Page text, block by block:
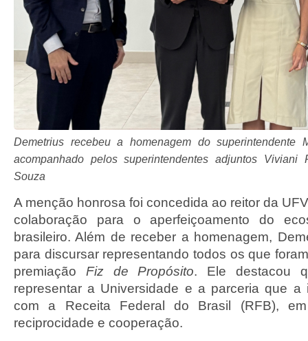
Demetrius recebeu a homenagem do superintendente
acompanhado pelos superintendentes adjuntos Viviani
Souza
A menção honrosa foi concedida ao reitor da
colaboração para o aperfeiçoamento do
brasileiro. Além de receber a homenagem,
para discursar representando todos os que
premiação Fiz de Propósito. Ele destacou
representar a Universidade e a parceria que a
com a Receita Federal do Brasil (RFB),
reciprocidade e cooperação.